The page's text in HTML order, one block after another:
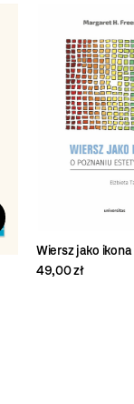
Wiersz jako ikona
49,00 zł